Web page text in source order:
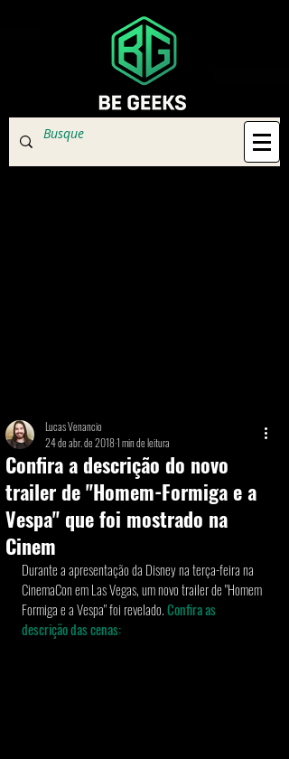
Confira a descrição do novo
trailer de "Homem-Formiga e a
Vespa" que foi mostrado na
Cinem
Lucas Venancio
24 de abr. de 20181 min de leitura
Durante a apresentação da Disney na terça-feira na
CinemaCon em Las Vegas, um novo trailer de "Homem
Formiga e a Vespa" foi revelado. Confira as
descrição das cenas: